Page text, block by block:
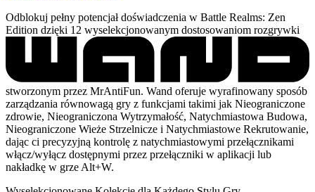
Odblokuj pełny potencjał doświadczenia w Battle Realms: Zen
Edition dzięki 12 wyselekcjonowanym dostosowaniom rozgrywki
stworzonym przez MrAntiFun. Wand oferuje wyrafinowany sposób
zarządzania równowagą gry z funkcjami takimi jak Nieograniczone
zdrowie, Nieograniczona Wytrzymałość, Natychmiastowa Budowa,
Nieograniczone Wieże Strzelnicze i Natychmiastowe Rekrutowanie,
dając ci precyzyjną kontrolę z natychmiastowymi przełącznikami
włącz/wyłącz dostępnymi przez przełączniki w aplikacji lub
nakładkę w grze Alt+W.